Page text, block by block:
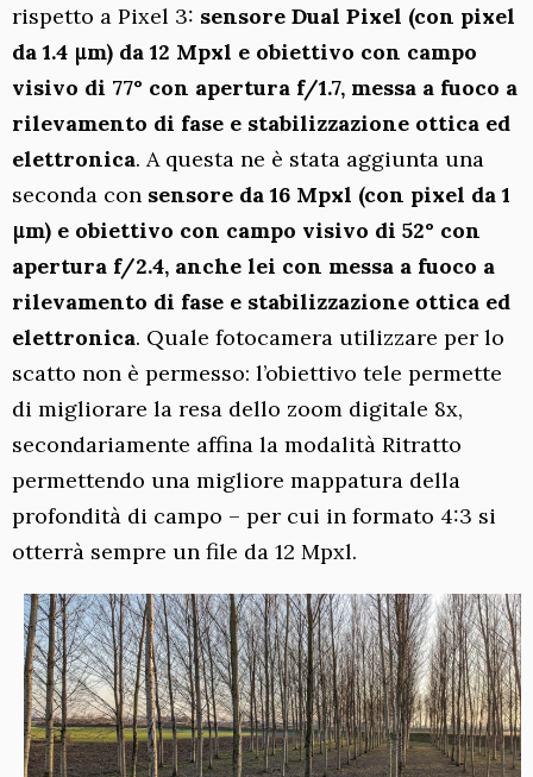
rispetto a Pixel 3: sensore Dual Pixel (con pixel
da 1.4 μm) da 12 Mpxl e obiettivo con campo
visivo di 77° con apertura f/1.7, messa a fuoco a
rilevamento di fase e stabilizzazione ottica ed
elettronica. A questa ne è stata aggiunta una
seconda con sensore da 16 Mpxl (con pixel da 1
μm) e obiettivo con campo visivo di 52° con
apertura f/2.4, anche lei con messa a fuoco a
rilevamento di fase e stabilizzazione ottica ed
elettronica. Quale fotocamera utilizzare per lo
scatto non è permesso: l’obiettivo tele permette
di migliorare la resa dello zoom digitale 8x,
secondariamente affina la modalità Ritratto
permettendo una migliore mappatura della
profondità di campo – per cui in formato 4:3 si
otterrà sempre un file da 12 Mpxl.